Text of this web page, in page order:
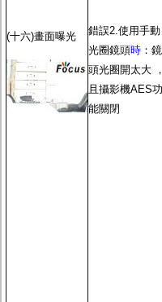
(十六)畫面曝光 錯誤2.使用手動
光圈鏡頭時 ：鏡
頭光圈開太大 ，
且攝影機AES功
能關閉